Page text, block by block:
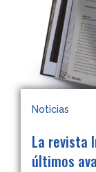
Noticias
La revista
últimos